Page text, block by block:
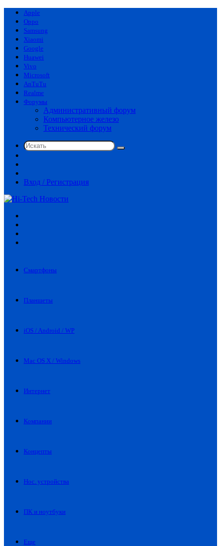
Apple
Oppo
Samsung
Xiaomi
Google
Huawei
Vivo
Microsoft
AnTuTu
Realme
Форумы
Административный форум
Компьютерное железо
Технический форум
Искать
статья
Вход / Регистрация
Смартфоны
Планшеты
iOS / Android / WP
Mac OS X / Windows
Интернет
Компании
Концепты
Нос. устройства
ПК и ноутбуки
Еще